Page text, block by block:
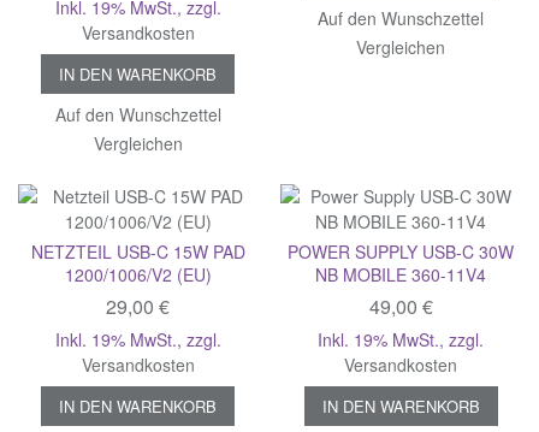
Inkl. 19% MwSt., zzgl.
Versandkosten
IN DEN WARENKORB
Auf den Wunschzettel
Vergleichen
Auf den Wunschzettel
Vergleichen
NETZTEIL USB-C 15W PAD
1200/1006/V2 (EU)
29,00 €
Inkl. 19% MwSt., zzgl.
Versandkosten
IN DEN WARENKORB
POWER SUPPLY USB-C 30W
NB MOBILE 360-11V4
49,00 €
Inkl. 19% MwSt.,zzgl.
Versandkosten
IN DEN WARENKORB